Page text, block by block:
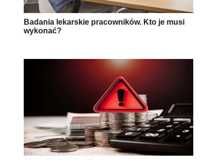
Badania lekarskie pracowników. Kto je musi
wykonać?